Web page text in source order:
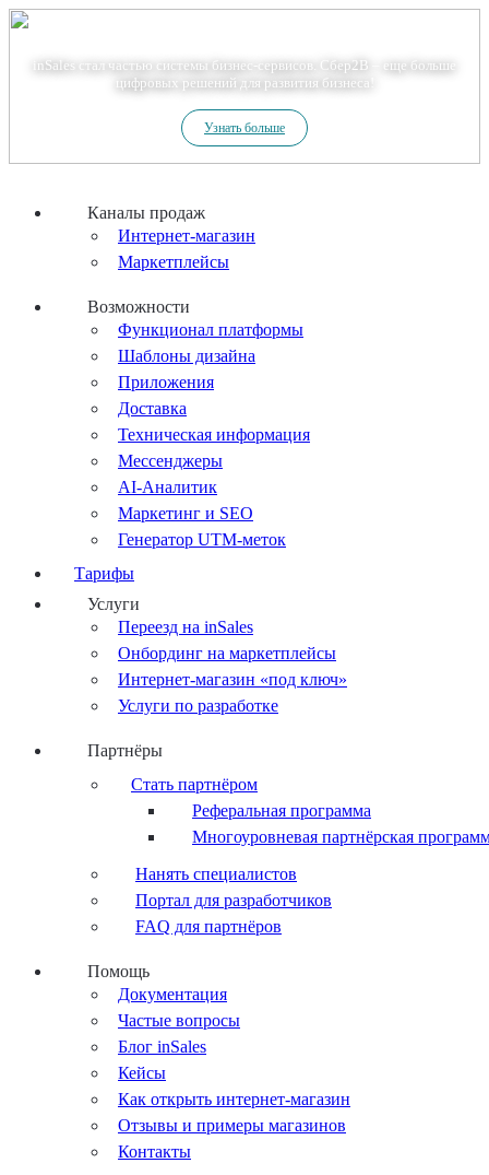
inSales стал частью системы бизнес-сервисов. Сбер2В – еще больше
цифровых решений для развития бизнеса!
Узнать больше
Каналы продаж
Интернет-магазин
Маркетплейсы
Возможности
Функционал платформы
Шаблоны дизайна
Приложения
Доставка
Техническая информация
Мессенджеры
AI-Аналитик
Маркетинг и SEO
Генератор UTM-меток
Тарифы
Услуги
Переезд на inSales
Онбординг на маркетплейсы
Интернет-магазин «под ключ»
Услуги по разработке
Партнёры
Стать партнёром
Реферальная программа
Многоуровневая партнёрская
Нанять специалистов
Портал для разработчиков
FAQ для партнёров
Помощь
Документация
Частые вопросы
Блог inSales
Кейсы
Как открыть интернет-магазин
Отзывы и примеры магазинов
Контакты